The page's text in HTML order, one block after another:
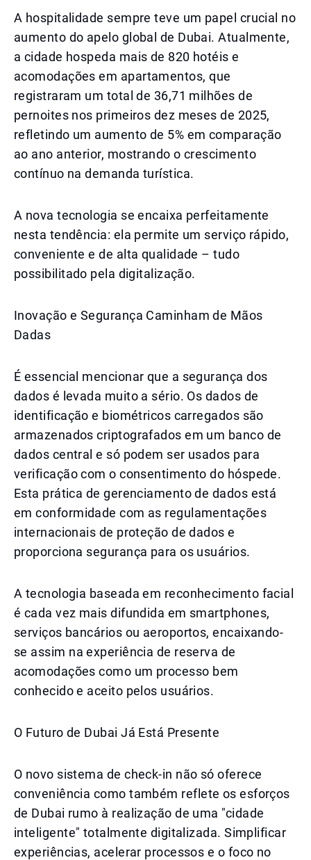
A hospitalidade sempre teve um papel crucial no
aumento do apelo global de Dubai. Atualmente,
a cidade hospeda mais de 820 hotéis e
acomodações em apartamentos, que
registraram um total de 36,71 milhões de
pernoites nos primeiros dez meses de 2025,
refletindo um aumento de 5% em comparação
ao ano anterior, mostrando o crescimento
contínuo na demanda turística.
A nova tecnologia se encaixa perfeitamente
nesta tendência: ela permite um serviço rápido,
conveniente e de alta qualidade – tudo
possibilitado pela digitalização.
Inovação e Segurança Caminham de Mãos
Dadas
É essencial mencionar que a segurança dos
dados é levada muito a sério. Os dados de
identificação e biométricos carregados são
armazenados criptografados em um banco de
dados central e só podem ser usados para
verificação com o consentimento do hóspede.
Esta prática de gerenciamento de dados está
em conformidade com as regulamentações
internacionais de proteção de dados e
proporciona segurança para os usuários.
A tecnologia baseada em reconhecimento facial
é cada vez mais difundida em smartphones,
serviços bancários ou aeroportos, encaixando-
se assim na experiência de reserva de
acomodações como um processo bem
conhecido e aceito pelos usuários.
O Futuro de Dubai Já Está Presente
O novo sistema de check-in não só oferece
conveniência como também reflete os esforços
de Dubai rumo à realização de uma "cidade
inteligente" totalmente digitalizada. Simplificar
experiências, acelerar processos e o foco no